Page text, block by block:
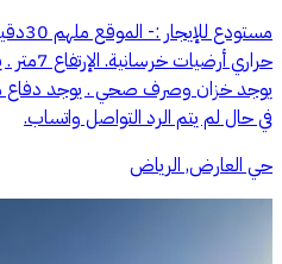
حراري
يوجد خزان وصرف صحي . يوجد دفاع
في حال لم يتم الرد التواصل واتساب.
حي العارض, الرياض